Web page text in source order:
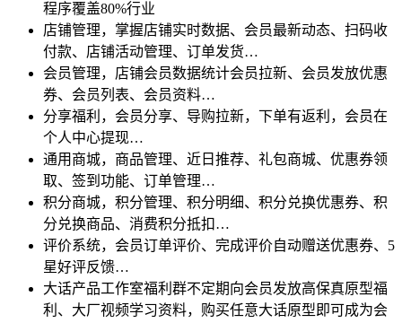
程序覆盖80%行业
店铺管理，掌握店铺实时数据、会员最新动态、扫码收
付款、店铺活动管理、订单发货…
会员管理，店铺会员数据统计会员拉新、会员发放优惠
券、会员列表、会员资料…
分享福利，会员分享、导购拉新，下单有返利，会员在
个人中心提现…
通用商城，商品管理、近日推荐、礼包商城、优惠券领
取、签到功能、订单管理…
积分商城，积分管理、积分明细、积分兑换优惠券、积
分兑换商品、消费积分抵扣…
评价系统，会员订单评价、完成评价自动赠送优惠券、5
星好评反馈…
大话产品工作室福利群不定期向会员发放高保真原型福
利、大厂视频学习资料，购买任意大话原型即可成为会